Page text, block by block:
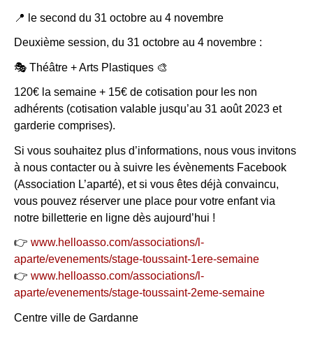
📍 le second du 31 octobre au 4 novembre
Deuxième session, du 31 octobre au 4 novembre :
🎭 Théâtre + Arts Plastiques 🎨
120€ la semaine + 15€ de cotisation pour les non
adhérents (cotisation valable jusqu’au 31 août 2023 et
garderie comprises).
Si vous souhaitez plus d’informations, nous vous invitons
à nous contacter ou à suivre les évènements Facebook
(Association L’aparté), et si vous êtes déjà convaincu,
vous pouvez réserver une place pour votre enfant via
notre billetterie en ligne dès aujourd’hui !
👉 www.helloasso.com/associations/l-
aparte/evenements/stage-toussaint-1ere-semaine
👉 www.helloasso.com/associations/l-
aparte/evenements/stage-toussaint-2eme-semaine
Centre ville de Gardanne